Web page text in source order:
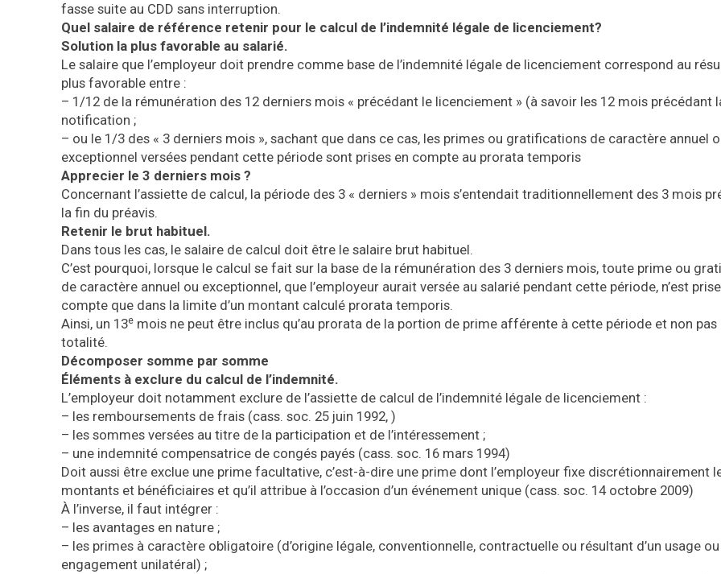
fasse suite au CDD sans interruption.
Quel salaire de référence retenir pour le calcul de l’indemnité légale de licenciement?
Solution la plus favorable au salarié.
Le salaire que l’employeur doit prendre comme base de l’indemnité légale de licenciement correspond au
plus favorable entre :
– 1/12 de la rémunération des 12 derniers mois « précédant le licenciement » (à savoir les 12 mois précédant
notification ;
– ou le 1/3 des « 3 derniers mois », sachant que dans ce cas, les primes ou gratifications de caractère annuel
exceptionnel versées pendant cette période sont prises en compte au prorata temporis
Apprecier le 3 derniers mois ?
Concernant l’assiette de calcul, la période des 3 « derniers » mois s’entendait traditionnellement des 3 mois
la fin du préavis.
Retenir le brut habituel.
Dans tous les cas, le salaire de calcul doit être le salaire brut habituel.
C’est pourquoi, lorsque le calcul se fait sur la base de la rémunération des 3 derniers mois, toute prime ou
de caractère annuel ou exceptionnel, que l’employeur aurait versée au salarié pendant cette période, n’est
compte que dans la limite d’un montant calculé prorata temporis.
Ainsi, un 13e mois ne peut être inclus qu’au prorata de la portion de prime afférente à cette période et non pas
totalité.
Décomposer somme par somme
Éléments à exclure du calcul de l’indemnité.
L’employeur doit notamment exclure de l’assiette de calcul de l’indemnité légale de licenciement :
– les remboursements de frais (cass. soc. 25 juin 1992, )
– les sommes versées au titre de la participation et de l’intéressement ;
– une indemnité compensatrice de congés payés (cass. soc. 16 mars 1994)
Doit aussi être exclue une prime facultative, c’est-à-dire une prime dont l’employeur fixe discrétionnairement
montants et bénéficiaires et qu’il attribue à l’occasion d’un événement unique (cass. soc. 14 octobre 2009)
À l’inverse, il faut intégrer :
– les avantages en nature ;
– les primes à caractère obligatoire (d’origine légale, conventionnelle, contractuelle ou résultant d’un usage ou
engagement unilatéral) ;